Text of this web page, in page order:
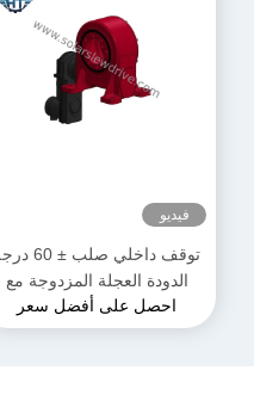
فيديو
توقف داخلي صلب ± 60 درجة
الدودة العجلة المزدوجة مع
القفل الذاتي والدقة 0.15 درجة
احصل على أفضل سعر